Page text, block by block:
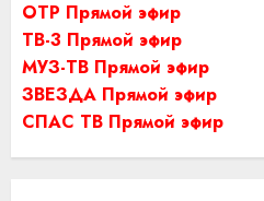
ОТР Прямой эфир
ТВ-3 Прямой эфир
МУЗ-ТВ Прямой эфир
ЗВЕЗДА Прямой эфир
СПАС ТВ Прямой эфир